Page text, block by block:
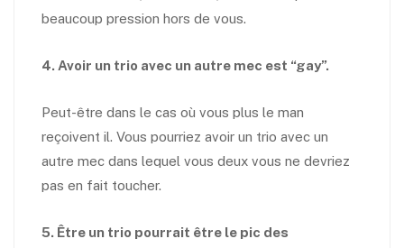
beaucoup pression hors de vous.
4. Avoir un trio avec un autre mec est “gay”.
Peut-être dans le cas où vous plus le man
reçoivent il. Vous pourriez avoir un trio avec un
autre mec dans lequel vous deux vous ne devriez
pas en fait toucher.
5. Être un trio pourrait être le pic des